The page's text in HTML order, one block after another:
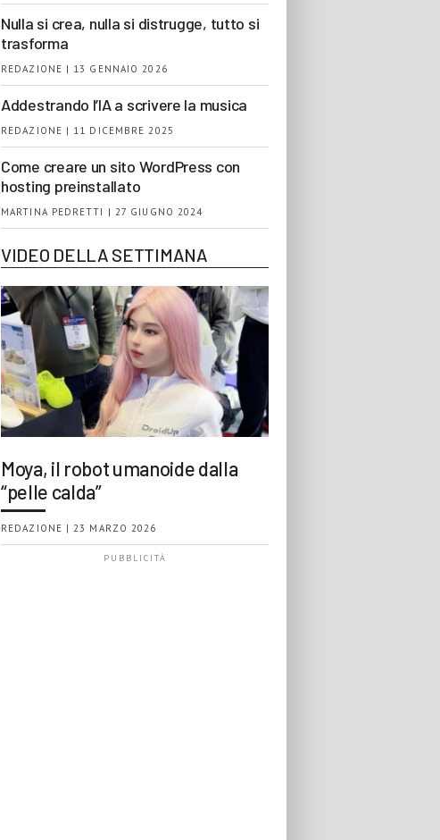
Nulla si crea, nulla si distrugge, tutto si
trasforma
REDAZIONE | 13 GENNAIO 2026
Addestrando l’IA a scrivere la musica
REDAZIONE | 11 DICEMBRE 2025
Come creare un sito WordPress con
hosting preinstallato
MARTINA PEDRETTI | 27 GIUGNO 2024
VIDEO DELLA SETTIMANA
Moya, il robot umanoide dalla
“pelle calda”
REDAZIONE | 23 MARZO 2026